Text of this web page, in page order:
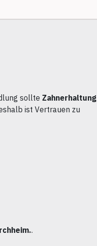
sollte Zahnerhaltung
ist Vertrauen zu
.